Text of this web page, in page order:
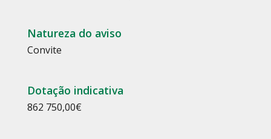
Natureza do aviso
Convite
Dotação indicativa
862 750,00€